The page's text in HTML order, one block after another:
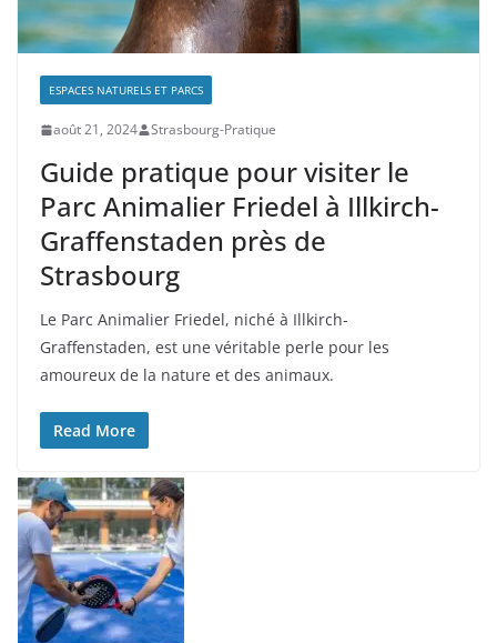
ESPACES NATURELS ET PARCS
août 21, 2024 Strasbourg-Pratique
Guide pratique pour visiter le
Parc Animalier Friedel à Illkirch-
Graffenstaden près de
Strasbourg
Le Parc Animalier Friedel, niché à Illkirch-
Graffenstaden, est une véritable perle pour les
amoureux de la nature et des animaux.
Read More